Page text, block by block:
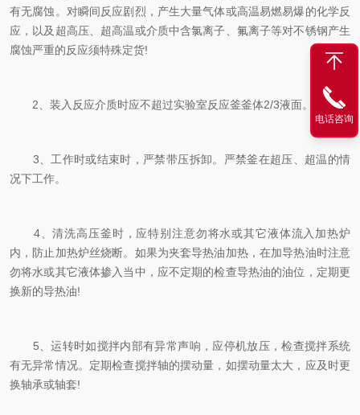
有无腐蚀。对瞬间反应剧烈，产生大量气体或高温易燃易爆的化学反
应，以及超高压、超高温或介质中含氯离子、氟离子等对不锈钢产生
腐蚀严重的反应须特殊定货!
2、装入反应介质时应不超过实验室反应釜釜体2/3液面。
3、工作时或结束时，严禁带压拆卸。严禁釜在超压、超温的情
况下工作。
4、清洗高压釜时，应特别注意勿将水或其它液体流入加热炉
内，防止加热炉丝烧断。如果为夹套导热油加热，在加导热油时注意
勿将水或其它液体掺入当中，应不定期的检查导热油的油位，定期更
换新的导热油!
5、运转时如搅拌内部有异常声响，应停机放压，检查搅拌系统
有无异常情况。定期检查搅拌轴的摆动量，如摆动量太大，应及时更
换轴承或轴套!
电话咨询